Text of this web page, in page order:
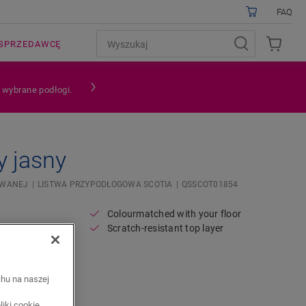
FAQ
podłogi.
jasny
LISTWA PRZYPODŁOGOWA SCOTIA QSSCOT01854
Colourmatched with your floor
Scratch-resistant top layer
na naszej